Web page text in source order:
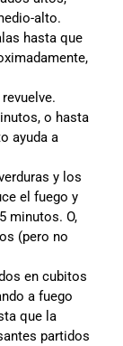
alto.
hasta que
o hasta
ayuda a
y los
el fuego y
minutos. O,
(pero no
en cubitos
a fuego
que la
partidos